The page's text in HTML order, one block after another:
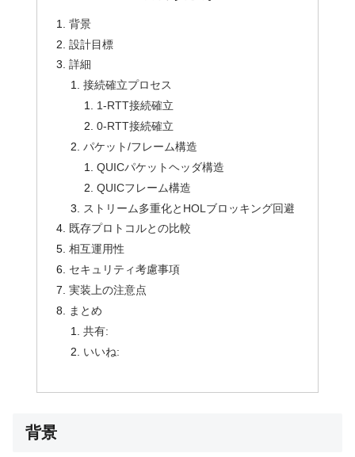
背景
設計目標
詳細
接続確立プロセス
1-RTT接続確立
0-RTT接続確立
パケット/フレーム構造
QUICパケットヘッダ構造
QUICフレーム構造
ストリーム多重化とHOLブロッキング回避
既存プロトコルとの比較
相互運用性
セキュリティ考慮事項
実装上の注意点
まとめ
共有:
いいね:
背景